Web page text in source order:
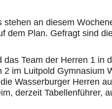
stehen an diesem
dem Plan. Gefragt sind
Team der Herren 1 in
im Luitpold Gymnasium
Wasserburger Herren
derzeit Tabellenführer,